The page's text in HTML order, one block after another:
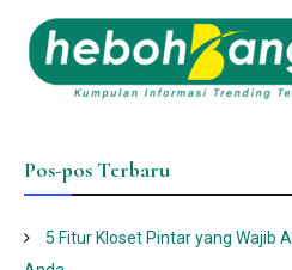
Pos-pos Terbaru
5 Fitur Kloset Pintar yang Wajib